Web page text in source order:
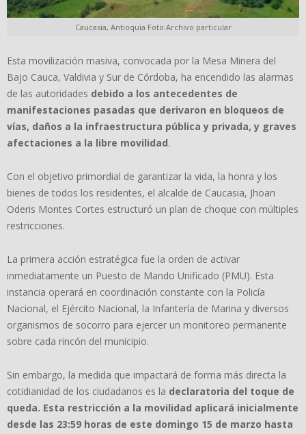
Caucasia, Antioquia Foto:Archivo particular
Esta movilización masiva, convocada por la Mesa Minera del
Bajo Cauca, Valdivia y Sur de Córdoba, ha encendido las alarmas
de las autoridades debido a los antecedentes de
manifestaciones pasadas que derivaron en bloqueos de
vías, daños a la infraestructura pública y privada, y graves
afectaciones a la libre movilidad.
Con el objetivo primordial de garantizar la vida, la honra y los
bienes de todos los residentes, el alcalde de Caucasia, Jhoan
Oderis Montes Cortes estructuró un plan de choque con múltiples
restricciones.
La primera acción estratégica fue la orden de activar
inmediatamente un Puesto de Mando Unificado (PMU). Esta
instancia operará en coordinación constante con la Policía
Nacional, el Ejército Nacional, la Infantería de Marina y diversos
organismos de socorro para ejercer un monitoreo permanente
sobre cada rincón del municipio.
Sin embargo, la medida que impactará de forma más directa la
cotidianidad de los ciudadanos es la declaratoria del toque de
queda. Esta restricción a la movilidad aplicará inicialmente
desde las 23:59 horas de este domingo 15 de marzo hasta